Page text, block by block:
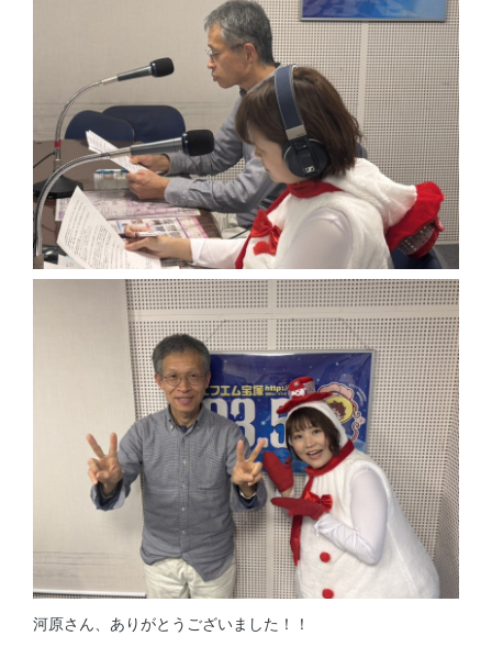
河原さん、ありがとうございました！！